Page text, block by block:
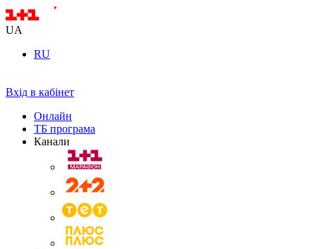
UA
RU
Вхід в кабінет
Онлайн
ТБ програма
Канали